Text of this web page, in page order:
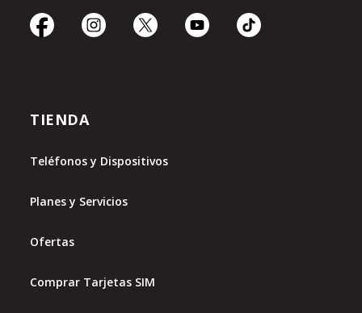
TIENDA
Teléfonos y Dispositivos
Planes y Servicios
Ofertas
Comprar Tarjetas SIM